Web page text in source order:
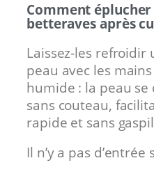
Comment
betteraves après
Laissez-les refroidir
peau avec les
humide : la peau
sans couteau,
rapide et sans
Il n’y a pas d’entrée